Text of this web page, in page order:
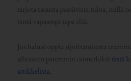
tarjota tasaista passiivista tuloa, millä
tämä vapaampi tapa elää.
Jos haluat oppia sijoittamisesta
aiheeseen paremmin esimerkiksi tästä
artikkelista.